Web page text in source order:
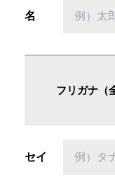
名
フリガナ（
セイ